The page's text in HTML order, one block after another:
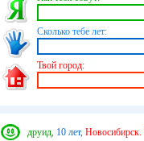
Сколько тебе лет:
Твой город:
друид, 10 лет, Новосибирск.